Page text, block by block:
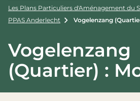
Les Plans Particuliers d'Aménagement du
PPAS Anderlecht
Vogelenzang
Vogelenzang
(Quartier) :